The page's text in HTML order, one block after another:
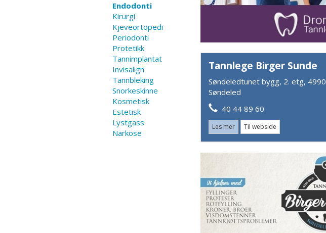
Endodonti
Kirurgi
Kjeveortopedi
Periodonti
Protetikk
Tannimplantat
Invisalign
Tannbleking
Snorkeskinne
Kosmetisk
Estetisk
Lystgass
Narkose
Tannlege Birger Sunde
Søndeledtunet bygg, 2. etg, 4990
Søndeled
40 44 89 60
Les mer Til webside